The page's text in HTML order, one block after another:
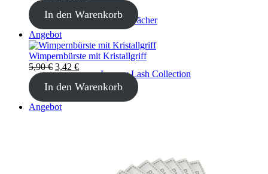
Farbige Fächer
Luxury Lash Collection
war:
ist:
In den Warenkorb
AngebotProdukt
im
Angebot
Wimpernbürste mit Kristallgriff
5,90€ Ursprünglicher
war:
3,42 €Aktueller
ist:
In den Warenkorb
AngebotProdukt